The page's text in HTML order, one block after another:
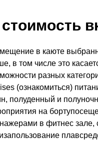
в каюте
в том числе это
разных
(ознакомиться)
полуденный и
на
в фитнес зале,